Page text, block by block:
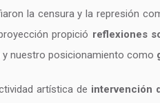
la censura y la represión
propició reflexiones
y nuestro posicionamiento como
artística de intervención